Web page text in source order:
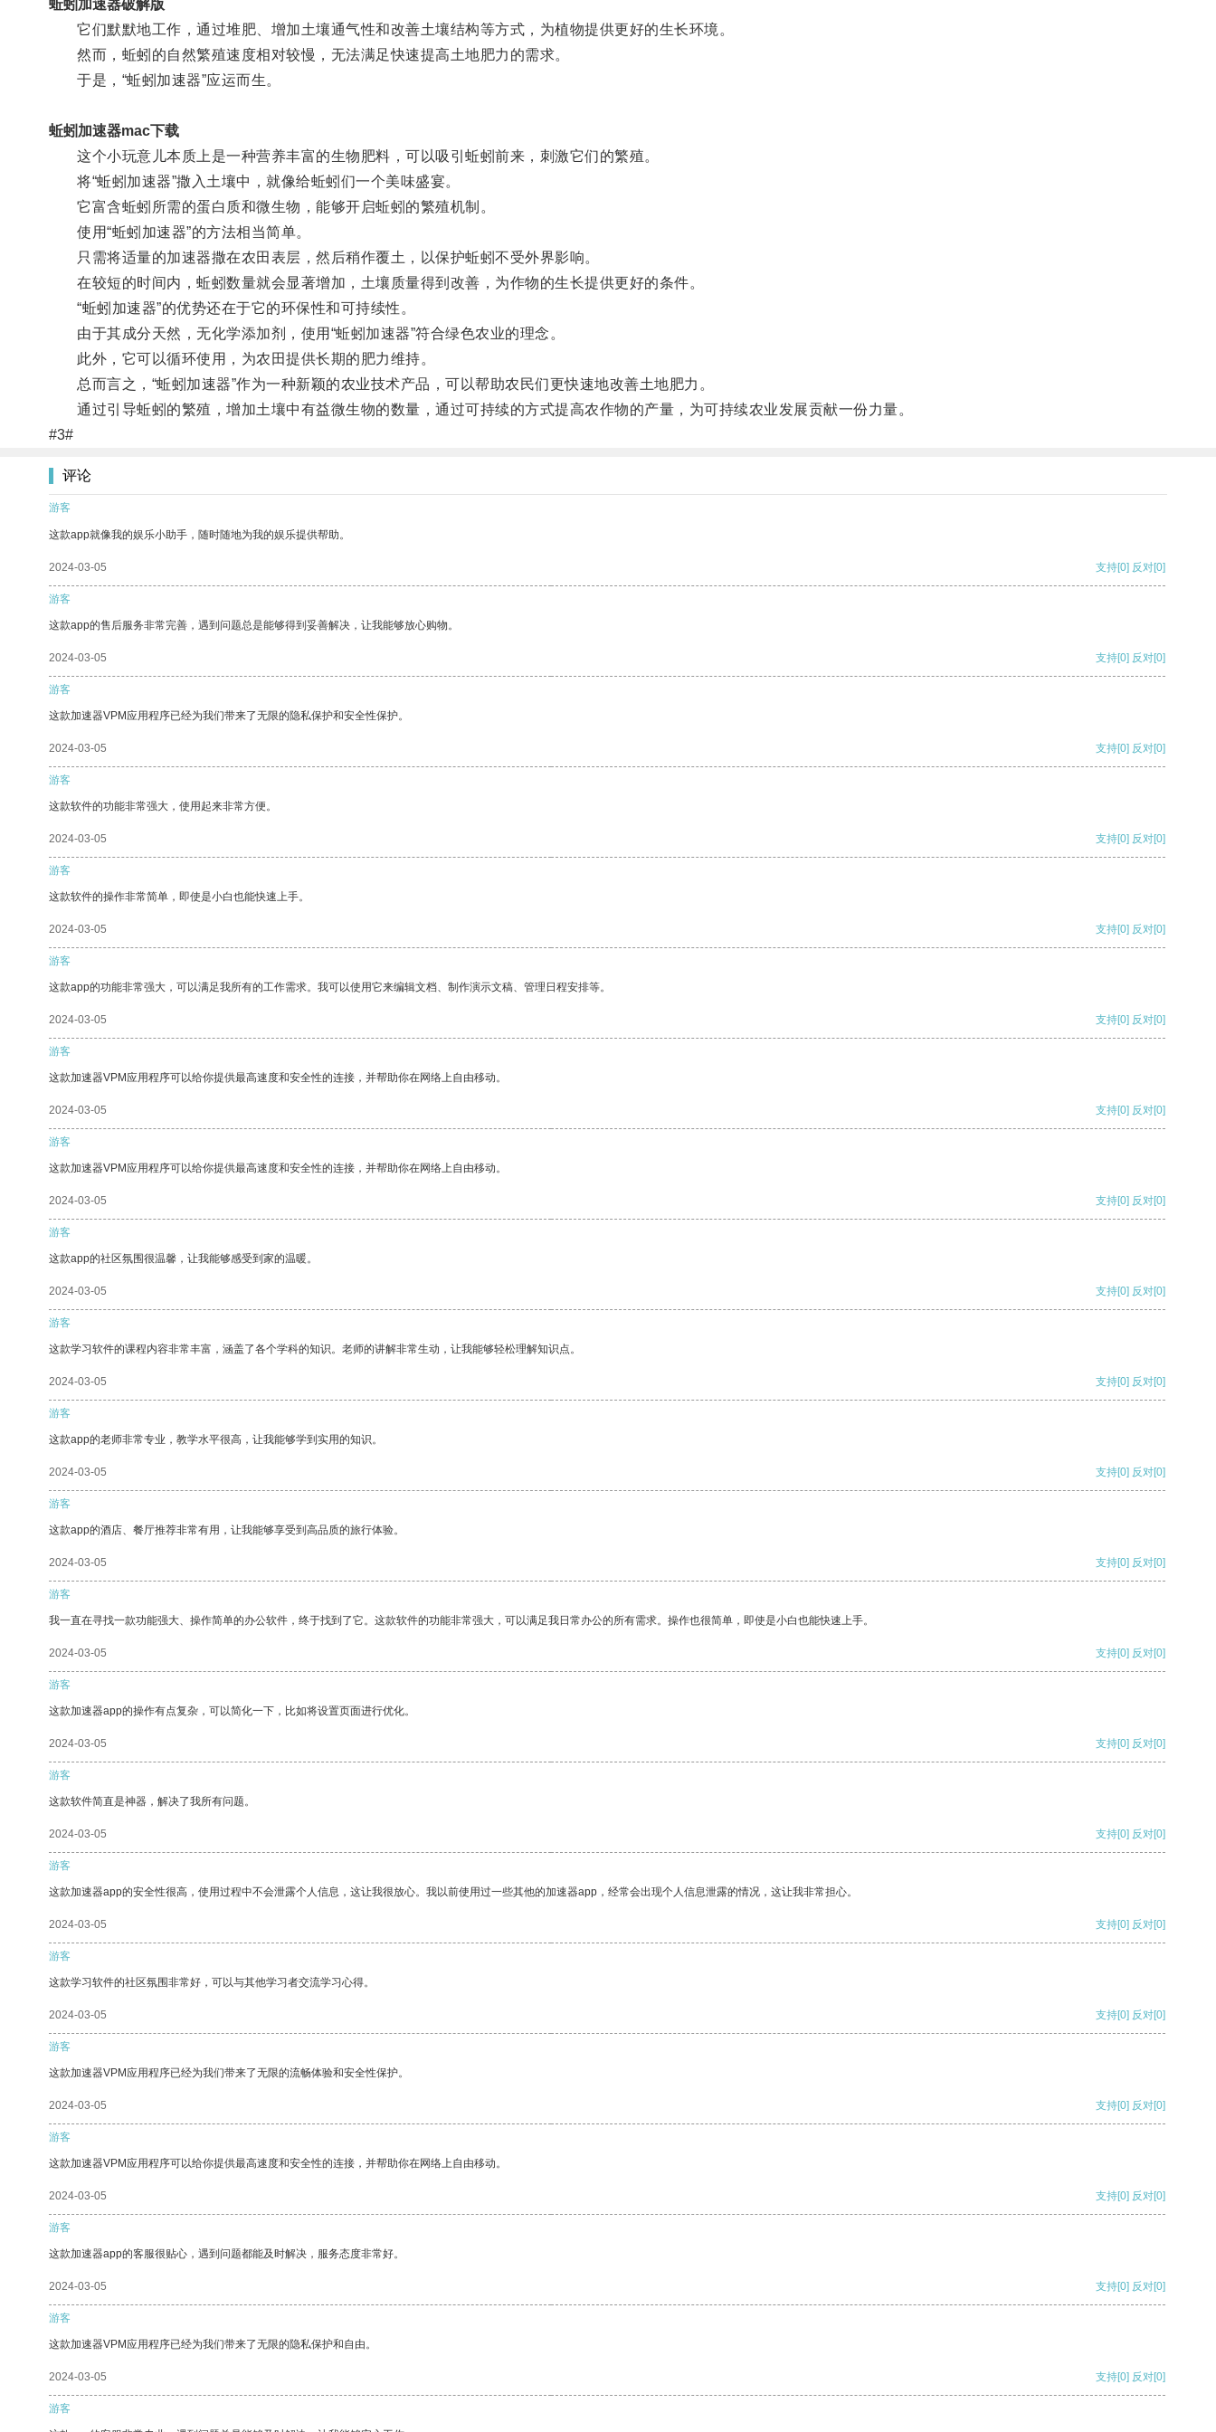
蚯蚓加速器破解版
它们默默地工作，通过堆肥、增加土壤通气性和改善土壤结构等方式，为植物提供更好的生长环境。
然而，蚯蚓的自然繁殖速度相对较慢，无法满足快速提高土地肥力的需求。
于是，“蚯蚓加速器”应运而生。
蚯蚓加速器mac下载
这个小玩意儿本质上是一种营养丰富的生物肥料，可以吸引蚯蚓前来，刺激它们的繁殖。
将“蚯蚓加速器”撒入土壤中，就像给蚯蚓们一个美味盛宴。
它富含蚯蚓所需的蛋白质和微生物，能够开启蚯蚓的繁殖机制。
使用“蚯蚓加速器”的方法相当简单。
只需将适量的加速器撒在农田表层，然后稍作覆土，以保护蚯蚓不受外界影响。
在较短的时间内，蚯蚓数量就会显著增加，土壤质量得到改善，为作物的生长提供更好的条件。
“蚯蚓加速器”的优势还在于它的环保性和可持续性。
由于其成分天然，无化学添加剂，使用“蚯蚓加速器”符合绿色农业的理念。
此外，它可以循环使用，为农田提供长期的肥力维持。
总而言之，“蚯蚓加速器”作为一种新颖的农业技术产品，可以帮助农民们更快速地改善土地肥力。
通过引导蚯蚓的繁殖，增加土壤中有益微生物的数量，通过可持续的方式提高农作物的产量，为可持续农业发展贡献一份力量。
#3#
评论
游客
这款app就像我的娱乐小助手，随时随地为我的娱乐提供帮助。
2024-03-05 支持[0] 反对[0]
游客
这款app的售后服务非常完善，遇到问题总是能够得到妥善解决，让我能够放心购物。
2024-03-05 支持[0] 反对[0]
游客
这款加速器VPM应用程序已经为我们带来了无限的隐私保护和安全性保护。
2024-03-05 支持[0] 反对[0]
游客
这款软件的功能非常强大，使用起来非常方便。
2024-03-05 支持[0] 反对[0]
游客
这款软件的操作非常简单，即使是小白也能快速上手。
2024-03-05 支持[0] 反对[0]
游客
这款app的功能非常强大，可以满足我所有的工作需求。我可以使用它来编辑文档、制作演示文稿、管理日程安排等。
2024-03-05 支持[0] 反对[0]
游客
这款加速器VPM应用程序可以给你提供最高速度和安全性的连接，并帮助你在网络上自由移动。
2024-03-05 支持[0] 反对[0]
游客
这款加速器VPM应用程序可以给你提供最高速度和安全性的连接，并帮助你在网络上自由移动。
2024-03-05 支持[0] 反对[0]
游客
这款app的社区氛围很温馨，让我能够感受到家的温暖。
2024-03-05 支持[0] 反对[0]
游客
这款学习软件的课程内容非常丰富，涵盖了各个学科的知识。老师的讲解非常生动，让我能够轻松理解知识点。
2024-03-05 支持[0] 反对[0]
游客
这款app的老师非常专业，教学水平很高，让我能够学到实用的知识。
2024-03-05 支持[0] 反对[0]
游客
这款app的酒店、餐厅推荐非常有用，让我能够享受到高品质的旅行体验。
2024-03-05 支持[0] 反对[0]
游客
我一直在寻找一款功能强大、操作简单的办公软件，终于找到了它。这款软件的功能非常强大，可以满足我日常办公的所有需求。操作也很简单，即使是小白也能快速上手。
2024-03-05 支持[0] 反对[0]
游客
这款加速器app的操作有点复杂，可以简化一下，比如将设置页面进行优化。
2024-03-05 支持[0] 反对[0]
游客
这款软件简直是神器，解决了我所有问题。
2024-03-05 支持[0] 反对[0]
游客
这款加速器app的安全性很高，使用过程中不会泄露个人信息，这让我很放心。我以前使用过一些其他的加速器app，经常会出现个人信息泄露的情况，这让我非常担心。
2024-03-05 支持[0] 反对[0]
游客
这款学习软件的社区氛围非常好，可以与其他学习者交流学习心得。
2024-03-05 支持[0] 反对[0]
游客
这款加速器VPM应用程序已经为我们带来了无限的流畅体验和安全性保护。
2024-03-05 支持[0] 反对[0]
游客
这款加速器VPM应用程序可以给你提供最高速度和安全性的连接，并帮助你在网络上自由移动。
2024-03-05 支持[0] 反对[0]
游客
这款加速器app的客服很贴心，遇到问题都能及时解决，服务态度非常好。
2024-03-05 支持[0] 反对[0]
游客
这款加速器VPM应用程序已经为我们带来了无限的隐私保护和自由。
2024-03-05 支持[0] 反对[0]
游客